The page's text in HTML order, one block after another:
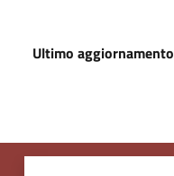
Ultimo aggiornamento